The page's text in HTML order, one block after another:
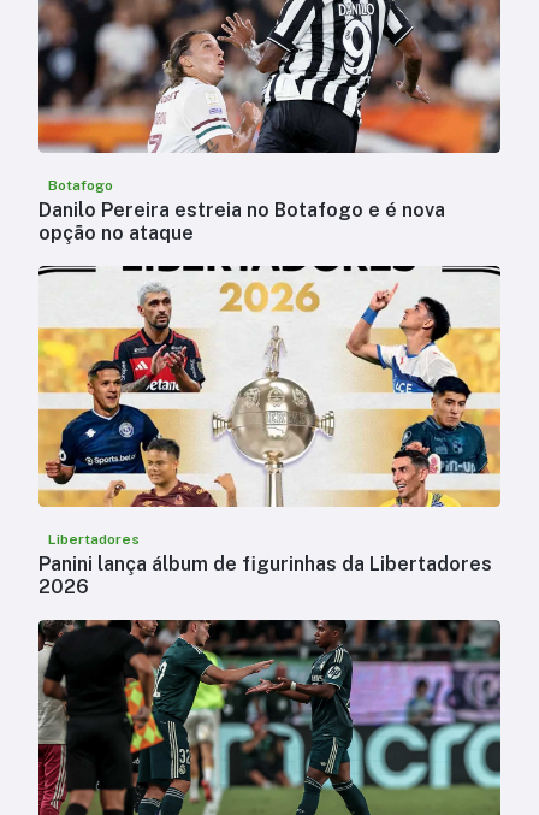
Botafogo
Danilo Pereira estreia no Botafogo e é nova
opção no ataque
Libertadores
Panini lança álbum de figurinhas da Libertadores
2026